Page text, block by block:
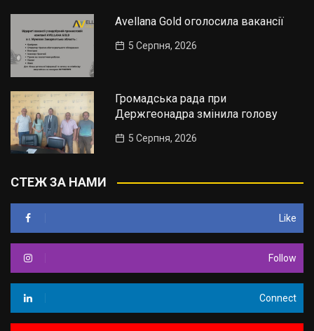
Avellana Gold оголосила вакансії
5 Серпня, 2026
Громадська рада при
Держгеонадра змінила голову
5 Серпня, 2026
СТЕЖ ЗА НАМИ
Like
Follow
Connect